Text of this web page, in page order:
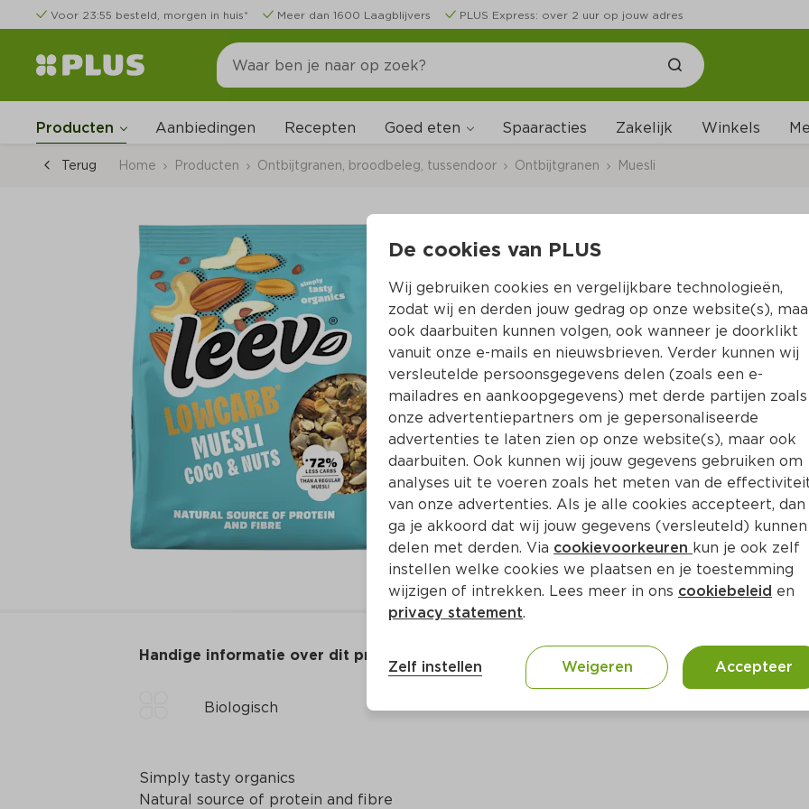
Voor 23:55 besteld, morgen in huis* Meer dan 1600 Laagblijvers PLUS Express: over 2 uur op jouw adres
Producten Aanbiedingen Recepten Goed eten Spaaracties Zakelijk Winkels
Terug Home Producten Ontbijtgranen, broodbeleg, tussendoor Ontbijtgranen Muesli
Leev Bio low-carb
Per Zak 275 g  (per kilo €13.42)
3.69
Toevoegen
Handige informatie over dit product
Biologisch
Simply tasty organics
Natural source of protein and fibre
De cookies van PLUS
Wij gebruiken cookies en vergelijkbare technologieën,
zodat wij en derden jouw gedrag op onze website(s),
ook daarbuiten kunnen volgen, ook wanneer je doorklikt
vanuit onze e-mails en nieuwsbrieven. Verder kunnen wij
versleutelde persoonsgegevens delen (zoals een e-
mailadres en aankoopgegevens) met derde partijen zoals
onze advertentiepartners om je gepersonaliseerde
advertenties te laten zien op onze website(s), maar ook
daarbuiten. Ook kunnen wij jouw gegevens gebruiken om
analyses uit te voeren zoals het meten van de
van onze advertenties. Als je alle cookies accepteert, dan
ga je akkoord dat wij jouw gegevens (versleuteld) kunnen
delen met derden. Via cookievoorkeuren kun je ook zelf
instellen welke cookies we plaatsen en je toestemming
wijzigen of intrekken. Lees meer in ons cookiebeleid en
privacy statement.
Zelf instellen Weigeren Accepteer